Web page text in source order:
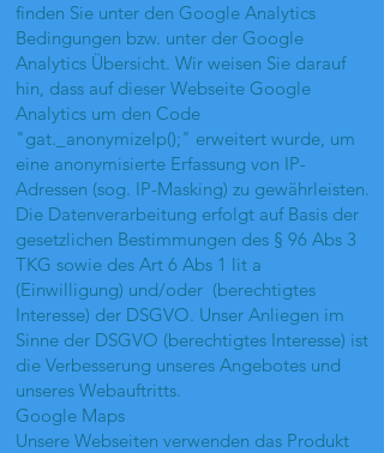
finden Sie unter den Google Analytics
Bedingungen bzw. unter der Google
Analytics Übersicht. Wir weisen Sie darauf
hin, dass auf dieser Webseite Google
Analytics um den Code
"gat._anonymizeIp();" erweitert wurde, um
eine anonymisierte Erfassung von IP-
Adressen (sog. IP-Masking) zu gewährleisten.
Die Datenverarbeitung erfolgt auf Basis der
gesetzlichen Bestimmungen des § 96 Abs 3
TKG sowie des Art 6 Abs 1 lit a
(Einwilligung) und/oder (berechtigtes
Interesse) der DSGVO. Unser Anliegen im
Sinne der DSGVO (berechtigtes Interesse) ist
die Verbesserung unseres Angebotes und
unseres Webauftritts.
Google Maps
Unsere Webseiten verwenden das Produkt